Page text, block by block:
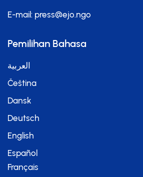
E-mail: press@ejo.ngo
Pemilihan Bahasa
العربية
Čeština
Dansk
Deutsch
English
Español
Français